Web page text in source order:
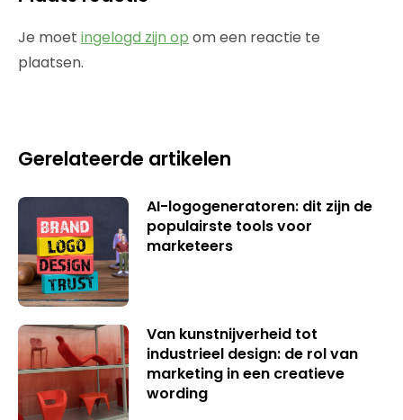
Je moet ingelogd zijn op om een reactie te
plaatsen.
Gerelateerde artikelen
AI-logogeneratoren: dit zijn de
populairste tools voor
marketeers
Van kunstnijverheid tot
industrieel design: de rol van
marketing in een creatieve
wording